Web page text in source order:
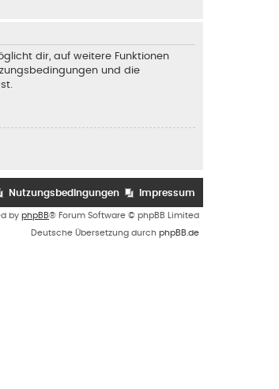
dir, auf weitere Funktionen
und die
Impressum
Nutzungsbedingungen
by phpBB® Forum Software © phpBB Limited
Deutsche Übersetzung durch phpBB.de